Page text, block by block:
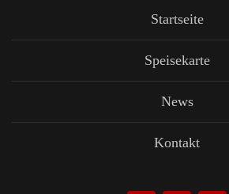
Startseite
Speisekarte
News
Kontakt